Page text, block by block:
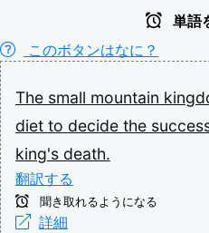
単語
このボタンはなに？
The small mountain
diet to decide the
king's death.
翻訳する
聞き取れるようになる
詳細